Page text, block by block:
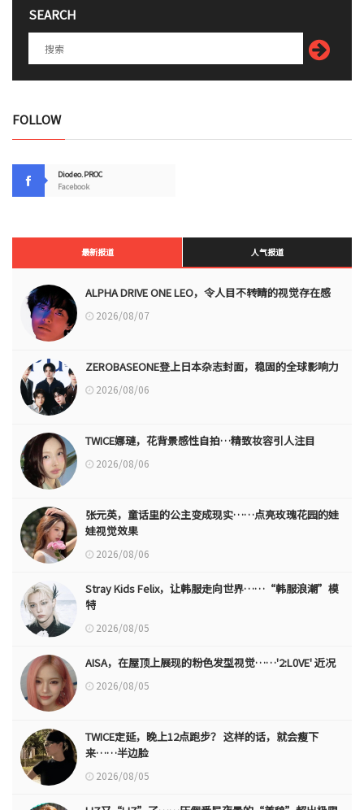
SEARCH
FOLLOW
Diodeo.PROC
Facebook
最新报道 人气报道
ALPHA DRIVE ONE LEO，令人目不转睛的视觉存在感
2026/08/07
ZEROBASEONE登上日本杂志封面，稳固的全球影响力
2026/08/06
TWICE娜璉，花背景感性自拍…精致妆容引人注目
2026/08/06
张元英，童话里的公主变成现实……点亮玫瑰花园的娃
娃视觉效果
2026/08/06
Stray Kids Felix，让韩服走向世界……“韩服浪潮”模
特
2026/08/05
AISA，在屋顶上展现的粉色发型视觉……'2:L0VE' 近况
2026/08/05
TWICE定延，晚上12点跑步？ 这样的话，就会瘦下
来……半边脸
2026/08/05